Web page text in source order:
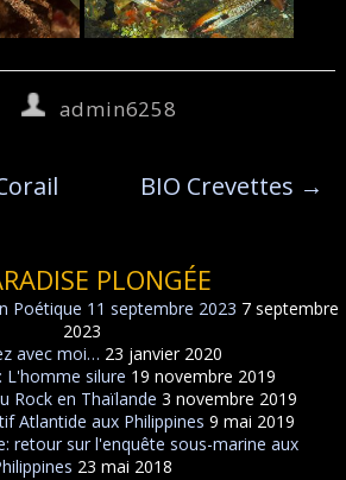
admin6258
BIO Crevettes →
PLONGÉE
Poétique 11 septembre 2023 7 septembre
2023
avec moi… 23 janvier 2020
L'homme silure 19 novembre 2019
Rock en Thaïlande 3 novembre 2019
Atlantide aux Philippines 9 mai 2019
retour sur l'enquête sous-marine aux
23 mai 2018